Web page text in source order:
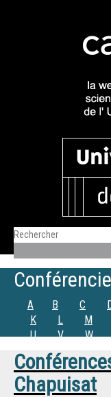
A B C
K
L M
U
V W
Chapuisat